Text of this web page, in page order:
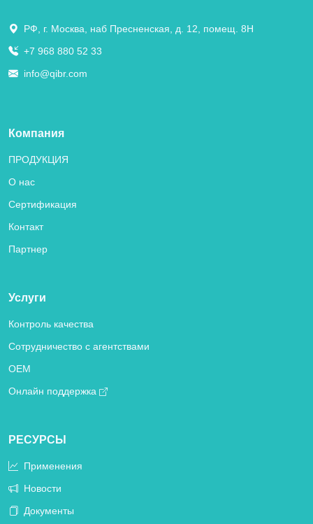
РФ, г. Москва, наб Пресненская, д. 12, помещ. 8Н
+7 968 880 52 33
info@qibr.com
Компания
ПРОДУКЦИЯ
О нас
Сертификация
Контакт
Партнер
Услуги
Контроль качества
Сотрудничество с агентствами
OEM
Онлайн поддержка
РЕСУРСЫ
Применения
Новости
Документы